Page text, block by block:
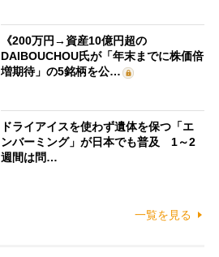
《200万円→資産10億円超の
DAIBOUCHOU氏が「年末までに株価倍
増期待」の5銘柄を公…
ドライアイスを使わず遺体を保つ「エ
ンバーミング」が日本でも普及 1～2
週間は問…
一覧を見る